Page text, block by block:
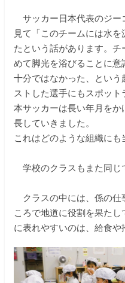
サッカー日本代表のジー
見て「このチームには水
たという話があります。
めて脚光を浴びることに
十分ではなかった、とい
ストした選手にもスポッ
本サッカーは長い年月を
長していきました。
これはどのような組織にも
学校のクラスもまた同じ
クラスの中には、係の仕
ころで地道に役割を果た
に表れやすいのは、給食や